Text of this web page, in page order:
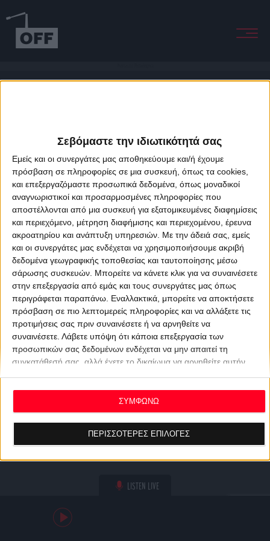
Σεβόμαστε την ιδιωτικότητά σας
Εμείς και οι συνεργάτες μας αποθηκεύουμε και/ή έχουμε
πρόσβαση σε πληροφορίες σε μια συσκευή, όπως τα cookies,
και επεξεργαζόμαστε προσωπικά δεδομένα, όπως μοναδικοί
αναγνωριστικοί και προσαρμοσμένες πληροφορίες που
αποστέλλονται από μια συσκευή για εξατομικευμένες διαφημίσεις
και περιεχόμενο, μέτρηση διαφήμισης και περιεχομένου, έρευνα
ακροατηρίου και ανάπτυξη υπηρεσιών. Με την άδειά σας, εμείς
και οι συνεργάτες μας ενδέχεται να χρησιμοποιήσουμε ακριβή
δεδομένα γεωγραφικής τοποθεσίας και ταυτοποίησης μέσω
σάρωσης συσκευών. Μπορείτε να κάνετε κλικ για να συναινέσετε
στην επεξεργασία από εμάς και τους συνεργάτες μας όπως
περιγράφεται παραπάνω. Εναλλακτικά, μπορείτε να αποκτήσετε
πρόσβαση σε πιο λεπτομερείς πληροφορίες και να αλλάξετε τις
προτιμήσεις σας πριν συναινέσετε ή να αρνηθείτε να
συναινέσετε. Λάβετε υπόψη ότι κάποια επεξεργασία των
προσωπικών σας δεδομένων ενδέχεται να μην απαιτεί τη
συγκατάθεσή σας, αλλά έχετε το δικαίωμα να αρνηθείτε αυτήν
ανακαλέσετε τη συγκατάθεσή σας ανά πάσα στιγμή
επιστρέφοντας σε αυτόν τον ιστότοπο και κάνοντας κλικ στο
κουμπί "Απορρήτου" στο κάτω μέρος της ιστοσελίδας.
ΠΕΡΙΣΣΟΤΕΡΕΣ ΕΠΙΛΟΓΕΣ
ΣΥΜΦΩΝΩ
LISTEN LIVE
About Offradio Business Class Terms & Conditions
Privacy Policy
Designed & developed byporcupine colors&Fotis Alexandrou